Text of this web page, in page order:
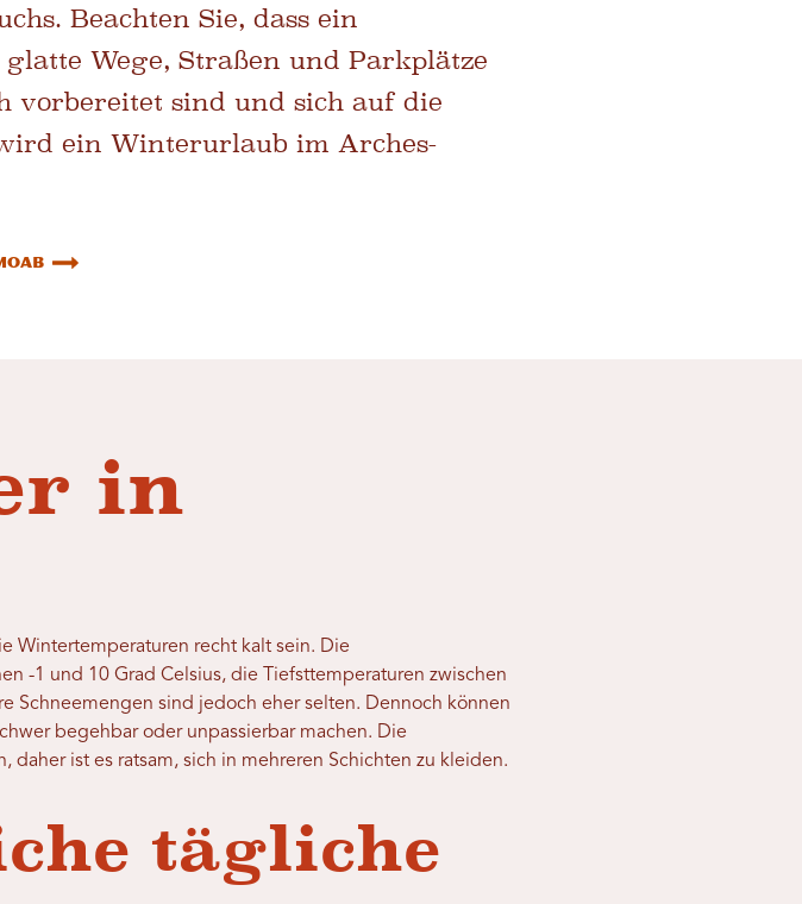
Beachten Sie, dass ein
Wege, Straßen und Parkplätze
vorbereitet sind und sich auf die
ein Winterurlaub im Arches-
in
Wintertemperaturen recht kalt sein. Die
-1 und 10 Grad Celsius, die Tiefsttemperaturen zwischen
Schneemengen sind jedoch eher selten. Dennoch können
begehbar oder unpassierbar machen. Die
daher ist es ratsam, sich in mehreren Schichten zu kleiden.
tägliche